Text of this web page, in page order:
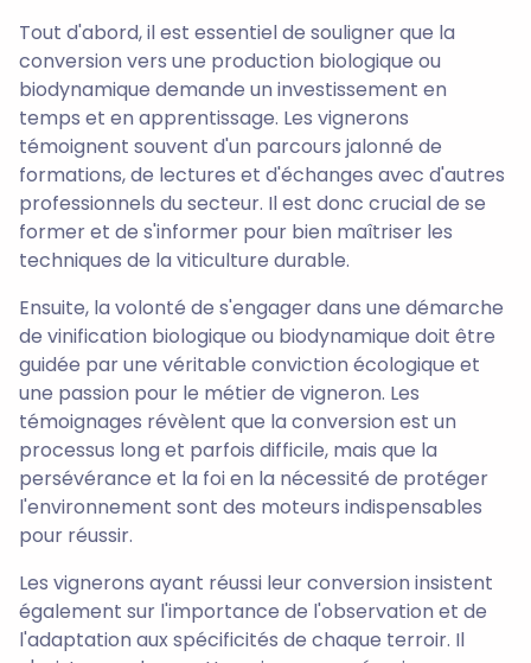
Tout d'abord, il est essentiel de souligner que la
conversion vers une production biologique ou
biodynamique demande un investissement en
temps et en apprentissage. Les vignerons
témoignent souvent d'un parcours jalonné de
formations, de lectures et d'échanges avec d'autres
professionnels du secteur. Il est donc crucial de se
former et de s'informer pour bien maîtriser les
techniques de la viticulture durable.
Ensuite, la volonté de s'engager dans une démarche
de vinification biologique ou biodynamique doit être
guidée par une véritable conviction écologique et
une passion pour le métier de vigneron. Les
témoignages révèlent que la conversion est un
processus long et parfois difficile, mais que la
persévérance et la foi en la nécessité de protéger
l'environnement sont des moteurs indispensables
pour réussir.
Les vignerons ayant réussi leur conversion insistent
également sur l'importance de l'observation et de
l'adaptation aux spécificités de chaque terroir. Il